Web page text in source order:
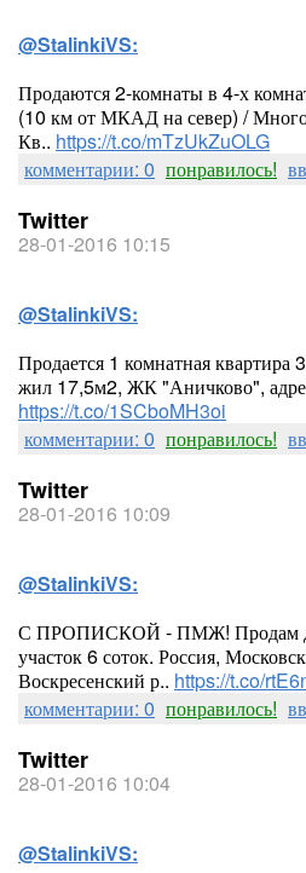
@StalinkiVS:
Продаются 2-комнаты в 4-х
(10 км от МКАД на север) /
Кв.. https://t.co/mTzUkZuOLG
комментарии: 0 понравилось!
Twitter
28-01-2016 10:15
@StalinkiVS:
Продается 1 комнатная
жил 17,5м2, ЖК "Аничково",
https://t.co/1SCboMH3oi
комментарии: 0 понравилось!
Twitter
28-01-2016 10:09
@StalinkiVS:
С ПРОПИСКОЙ - ПМЖ! Продам
участок 6 соток. Россия,
Воскресенский р.. https://t.co/
комментарии: 0 понравилось!
Twitter
28-01-2016 10:04
@StalinkiVS: